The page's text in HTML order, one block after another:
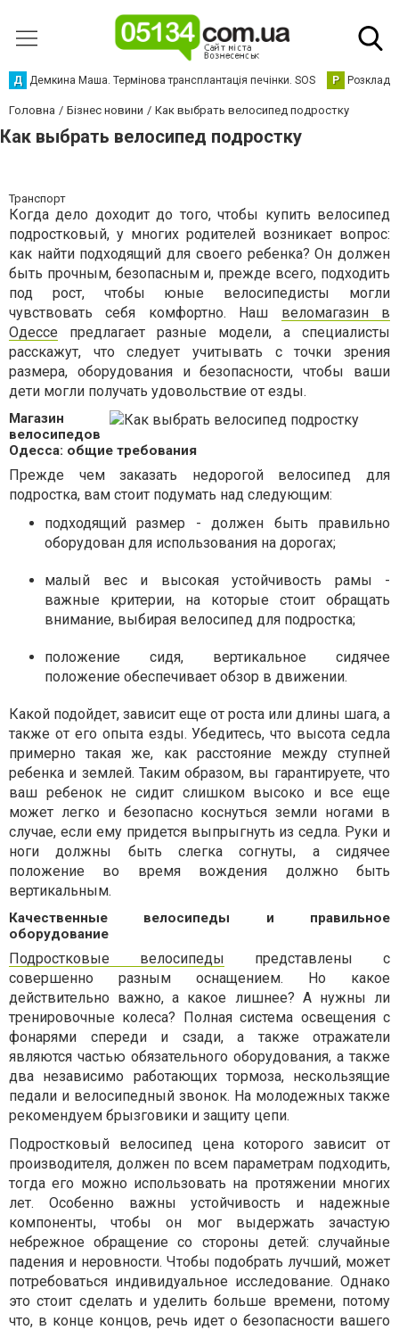
Д Демкина Маша. Термінова трансплантація печінки. SOS Р Розклад
Головна Бізнес новини Как выбрать велосипед подростку
Как выбрать велосипед подростку
Транспорт
Когда дело доходит до того, чтобы купить велосипед
подростковый, у многих родителей возникает вопрос:
как найти подходящий для своего ребенка? Он должен
быть прочным, безопасным и, прежде всего, подходить
под рост, чтобы юные велосипедисты могли
чувствовать себя комфортно. Наш веломагазин в
Одессе предлагает разные модели, а специалисты
расскажут, что следует учитывать с точки зрения
размера, оборудования и безопасности, чтобы ваши
дети могли получать удовольствие от езды.
Магазин
велосипедов
Одесса: общие требования
Прежде чем заказать недорогой велосипед для
подростка, вам стоит подумать над следующим:
подходящий размер - должен быть правильно
оборудован для использования на дорогах;
малый вес и высокая устойчивость рамы -
важные критерии, на которые стоит обращать
внимание, выбирая велосипед для подростка;
положение сидя, вертикальное сидячее
положение обеспечивает обзор в движении.
Какой подойдет, зависит еще от роста или длины шага, а
также от его опыта езды. Убедитесь, что высота седла
примерно такая же, как расстояние между ступней
ребенка и землей. Таким образом, вы гарантируете, что
ваш ребенок не сидит слишком высоко и все еще
может легко и безопасно коснуться земли ногами в
случае, если ему придется выпрыгнуть из седла. Руки и
ноги должны быть слегка согнуты, а сидячее
положение во время вождения должно быть
вертикальным.
Качественные велосипеды и правильное
оборудование
Подростковые велосипеды представлены с
совершенно разным оснащением. Но какое
действительно важно, а какое лишнее? А нужны ли
тренировочные колеса? Полная система освещения с
фонарями спереди и сзади, а также отражатели
являются частью обязательного оборудования, а также
два независимо работающих тормоза, нескользящие
педали и велосипедный звонок. На молодежных также
рекомендуем брызговики и защиту цепи.
Подростковый велосипед цена которого зависит от
производителя, должен по всем параметрам подходить,
тогда его можно использовать на протяжении многих
лет. Особенно важны устойчивость и надежные
компоненты, чтобы он мог выдержать зачастую
небрежное обращение со стороны детей: случайные
падения и неровности. Чтобы подобрать лучший, может
потребоваться индивидуальное исследование. Однако
это стоит сделать и уделить больше времени, потому
что, в конце концов, речь идет о безопасности вашего